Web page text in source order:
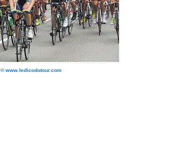
© www.ledicodutour.com